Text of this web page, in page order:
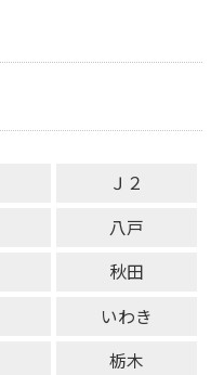
Ｊ２
八戸
秋田
いわき
栃木